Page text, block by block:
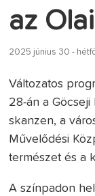
az
2025 június 30 -
Változatos
28-án a Göcseji
skanzen, a
Művelődési
természet és a
A színpadon